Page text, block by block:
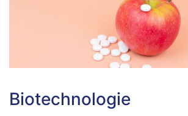
Biotechnologie